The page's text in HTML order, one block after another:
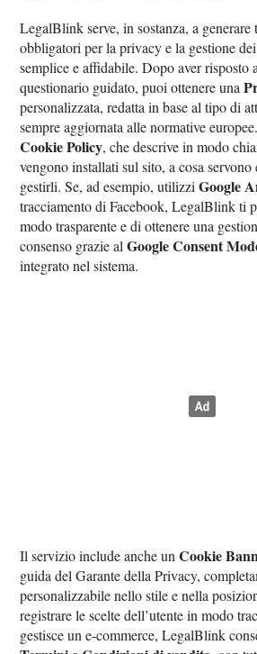
LegalBlink serve, in sostanza, a
obbligatori per la privacy e la gestione
semplice e affidabile. Dopo aver risposto
questionario guidato, puoi ottenere una
personalizzata, redatta in base al tipo di
sempre aggiornata alle normative
Cookie Policy, che descrive in modo
vengono installati sul sito, a cosa servono
gestirli. Se, ad esempio, utilizziGoogle
tracciamento di Facebook, LegalBlink ti
modo trasparente e di ottenere una
consenso grazie alGoogle Consent
integrato nel sistema.
Il servizio include anche unCookie
guida del Garante della Privacy,
personalizzabile nello stile e nella
registrare le scelte dell’utente in modo
gestisce un e-commerce, LegalBlink